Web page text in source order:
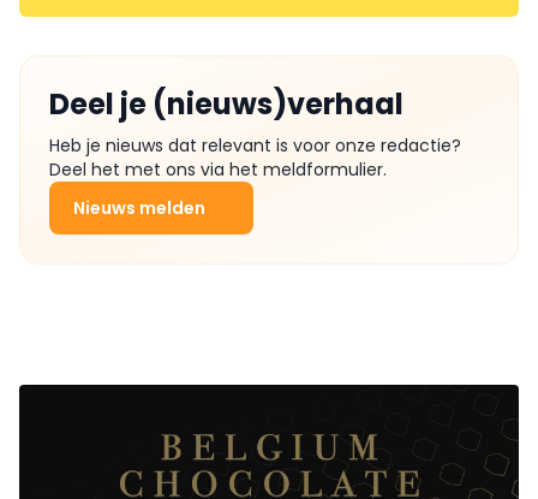
Deel je (nieuws)verhaal
Heb je nieuws dat relevant is voor onze redactie?
Deel het met ons via het meldformulier.
Nieuws melden